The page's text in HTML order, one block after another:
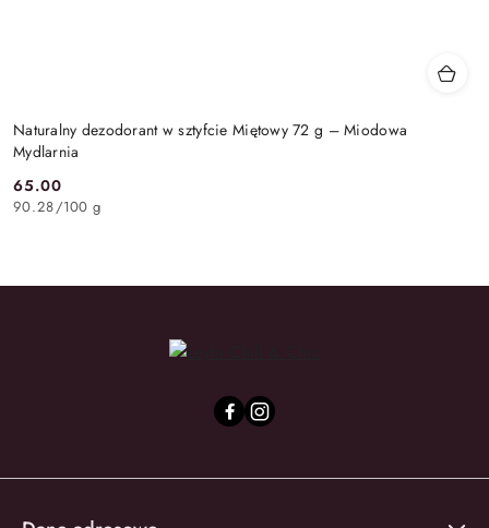
Naturalny dezodorant w sztyfcie Miętowy 72 g – Miodowa
Mydlarnia
Cena:
65.00
90.28/100 g